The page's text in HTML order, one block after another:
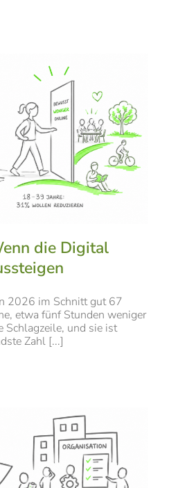
die Digital
2026 im Schnitt gut 67
etwa fünf Stunden weniger
Schlagzeile, und sie ist
Zahl [...]